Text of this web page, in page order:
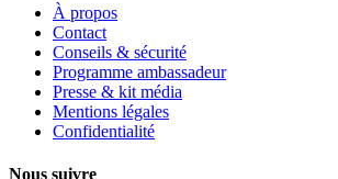
À propos
Contact
Conseils & sécurité
Programme ambassadeur
Presse & kit média
Mentions légales
Confidentialité
Nous suivre